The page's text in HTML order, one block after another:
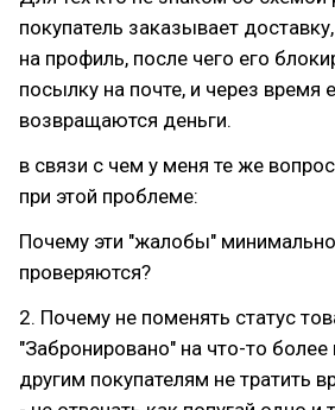
покупатель заказывает
на профиль, после чего его
посылку на почте, и через время
возвращаются деньги.
в связи с чем у меня те же
при этой проблеме:
Почему эти "жалобы"
проверяются?
2. Почему не поменять статус
"Забронировано" на что-то
другим покупателям не тратить